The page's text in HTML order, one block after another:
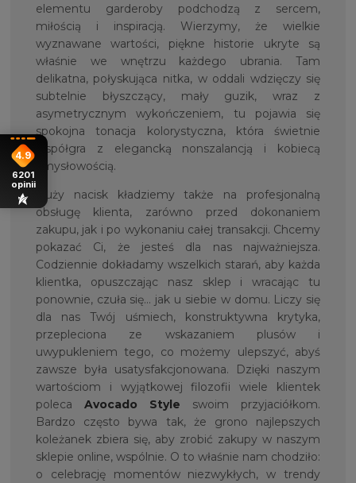
elementu garderoby podchodzą z sercem,
miłością i inspiracją. Wierzymy, że wielkie
wyznawane wartości, piękne historie ukryte są
właśnie we wnętrzu każdego ubrania. Tam
delikatna, połyskująca nitka, w oddali wdzięczy się
subtelnie błyszczący, mały guzik, wraz z
asymetrycznym wykończeniem, tu pojawia się
spokojna tonacja kolorystyczna, która świetnie
współgra z elegancką nonszalancją i kobiecą
zmysłowością.
Duży nacisk kładziemy także na profesjonalną
obsługę klienta, zarówno przed dokonaniem
zakupu, jak i po wykonaniu całej transakcji. Chcemy
pokazać Ci, że jesteś dla nas najważniejsza.
Codziennie dokładamy wszelkich starań, aby każda
klientka, opuszczając nasz sklep i wracając tu
ponownie, czuła się… jak u siebie w domu. Liczy się
dla nas Twój uśmiech, konstruktywna krytyka,
przepleciona ze wskazaniem plusów i
uwypukleniem tego, co możemy ulepszyć, abyś
zawsze była usatysfakcjonowana. Dzięki naszym
wartościom i wyjątkowej filozofii wiele klientek
poleca
Avocado Style swoim przyjaciółkom.
Bardzo często bywa tak, że grono najlepszych
koleżanek zbiera się, aby zrobić zakupy w naszym
sklepie online, wspólnie. O to właśnie nam chodziło:
o celebrację momentów niezwykłych, w trendy
4.9
6201
opinii